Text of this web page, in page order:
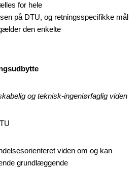
for hele
på DTU, og retningsspecifikke mål
den enkelte
og teknisk-ingeniørfaglig viden
viden om og kan
grundlæggende